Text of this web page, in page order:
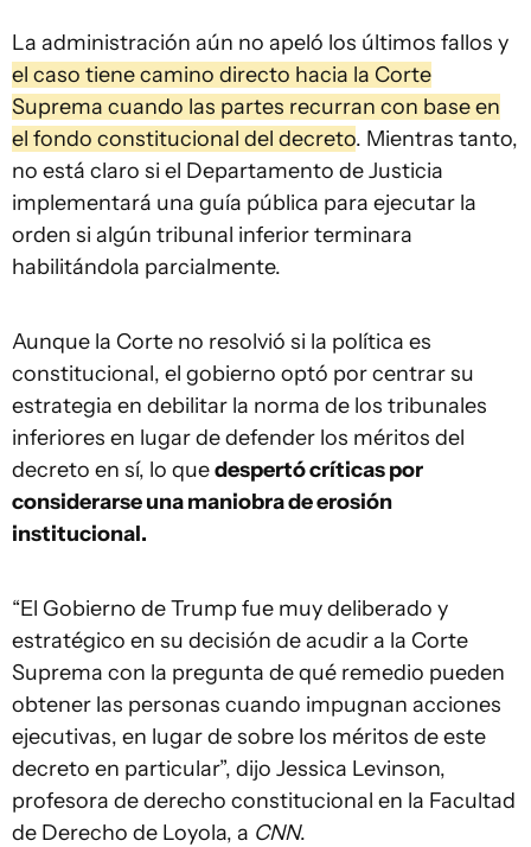
La administración aún no apeló los últimos fallos y
el caso tiene camino directo hacia la Corte
Suprema cuando las partes recurran con base en
el fondo constitucional del decreto. Mientras tanto,
no está claro si el Departamento de Justicia
implementará una guía pública para ejecutar la
orden si algún tribunal inferior terminara
habilitándola parcialmente.
Aunque la Corte no resolvió si la política es
constitucional, el gobierno optó por centrar su
estrategia en debilitar la norma de los tribunales
inferiores en lugar de defender los méritos del
decreto en sí, lo quedespertó críticas por
considerarse una maniobra de erosión
institucional.
“El Gobierno de Trump fue muy deliberado y
estratégico en su decisión de acudir a la Corte
Suprema con la pregunta de qué remedio pueden
obtener las personas cuando impugnan acciones
ejecutivas, en lugar de sobre los méritos de este
decreto en particular”, dijo Jessica Levinson,
profesora de derecho constitucional en la Facultad
de Derecho de Loyola, a CNN.